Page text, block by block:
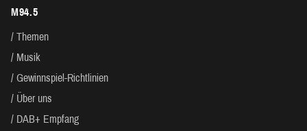
M94.5
Themen
Musik
Gewinnspiel-Richtlinien
Über uns
DAB+ Empfang